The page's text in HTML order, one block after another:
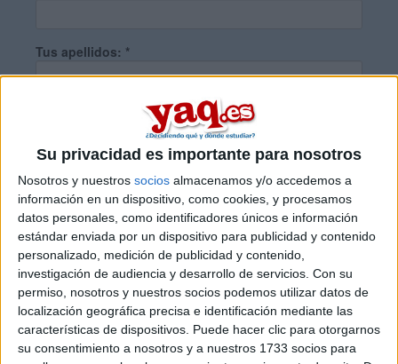
Su privacidad es importante para nosotros
Nosotros y nuestros socios almacenamos y/o accedemos a
información en un dispositivo, como cookies, y procesamos
datos personales, como identificadores únicos e información
estándar enviada por un dispositivo para publicidad y contenido
personalizado, medición de publicidad y contenido,
investigación de audiencia y desarrollo de servicios. Con su
permiso, nosotros y nuestros socios podemos utilizar datos de
localización geográfica precisa e identificación mediante las
características de dispositivos. Puede hacer clic para otorgarnos
su consentimiento a nosotros y a nuestros 1733 socios para
Tus apellidos: *
¿Qué quieres preguntar?*
Escribe aquí las dudas o preguntas que te gustaría que te
respondieran: plazos de preinscripción, precios, plazas
disponibles…: